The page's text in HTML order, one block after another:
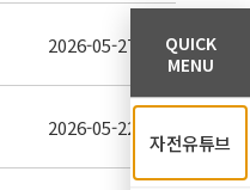
2026-05-27
2026-05-22
QUICK
MENU
자전유튜브